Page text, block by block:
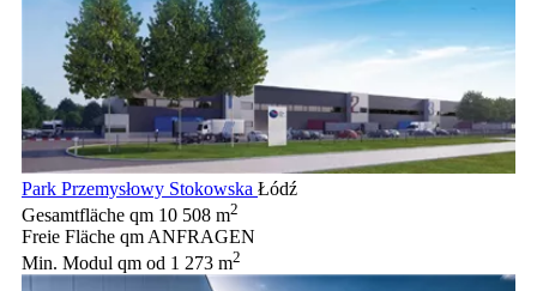
Park Przemysłowy Stokowska Łódź
Gesamtfläche qm 10 508 m2
Freie Fläche qm ANFRAGEN
Min. Modul qm od 1 273 m2